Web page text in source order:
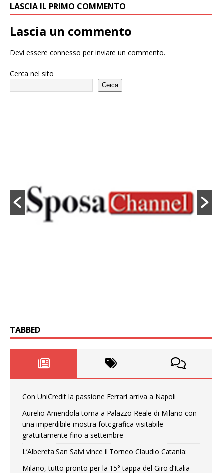
LASCIA IL PRIMO COMMENTO
Lascia un commento
Devi essere connesso per inviare un commento.
Cerca nel sito
Cerca
TABBED
Con UniCredit la passione Ferrari arriva a Napoli
Aurelio Amendola torna a Palazzo Reale di Milano con
una imperdibile mostra fotografica visitabile
gratuitamente fino a settembre
L’Albereta San Salvi vince il Torneo Claudio Catania:
Milano, tutto pronto per la 15° tappa del Giro d’Italia